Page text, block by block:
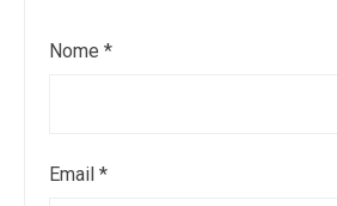
Nome *
Email *